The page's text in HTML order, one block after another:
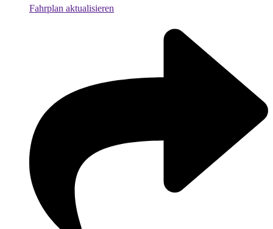
Fahrplan aktualisieren